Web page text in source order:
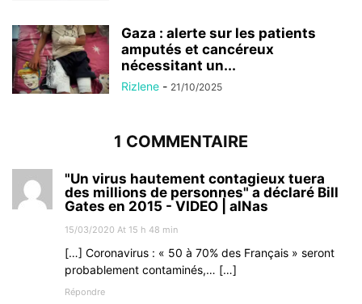
Gaza : alerte sur les patients
amputés et cancéreux
nécessitant un...
Rizlene - 21/10/2025
1 COMMENTAIRE
"Un virus hautement contagieux tuera
des millions de personnes" a déclaré Bill
Gates en 2015 - VIDEO | alNas
15/03/2020 At 15 h 48 min
[…] Coronavirus : « 50 à 70% des Français » seront
probablement contaminés,… […]
Répondre